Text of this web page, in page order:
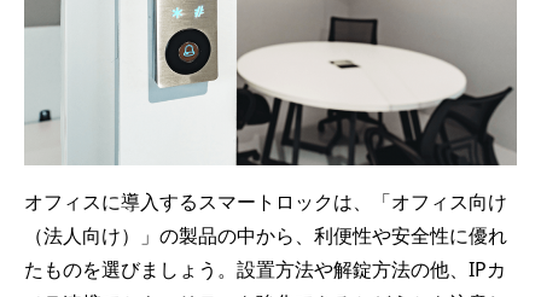
オフィスに導入するスマートロックは、「オフィス向け
（法人向け）」の製品の中から、利便性や安全性に優れ
たものを選びましょう。設置方法や解錠方法の他、IPカ